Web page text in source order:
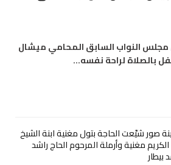
النواب السابق المحامي ميشال
بالصلاة لراحة نفسه…
صور شيّعت الحاجة بتول مغنية ابنة الشيخ
مغنية وأرملة المرحوم الحاج راشد
بيطار